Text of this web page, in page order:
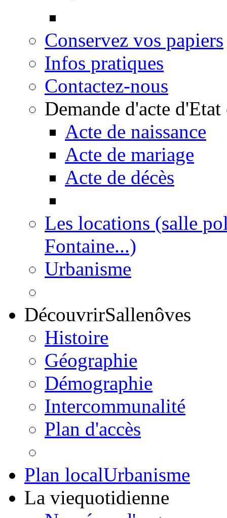
Conservez vos papiers
Infos pratiques
Contactez-nous
Demande d'acte
Acte de naissance
Acte de mariage
Acte de décès
Les locations (salle
Fontaine...)
Urbanisme
DécouvrirSallenôves
Histoire
Géographie
Démographie
Intercommunalité
Plan d'accès
Plan localUrbanisme
La viequotidienne